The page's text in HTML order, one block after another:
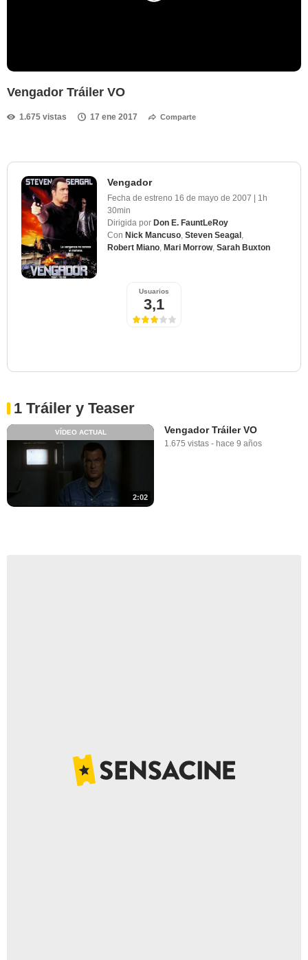
Vengador Tráiler VO
1.675 vistas 17 ene 2017 Comparte
Vengador
Fecha de estreno 16 de mayo de 2007 | 1h
30min
Dirigida por Don E. FauntLeRoy
Con Nick Mancuso Steven Seagal
Robert Miano Mari Morrow, Sarah Buxton
Usuarios
3,1
1 Tráiler y Teaser
2:02
VÍDEO ACTUAL Vengador Tráiler VO
1.675 vistas - hace 9 años